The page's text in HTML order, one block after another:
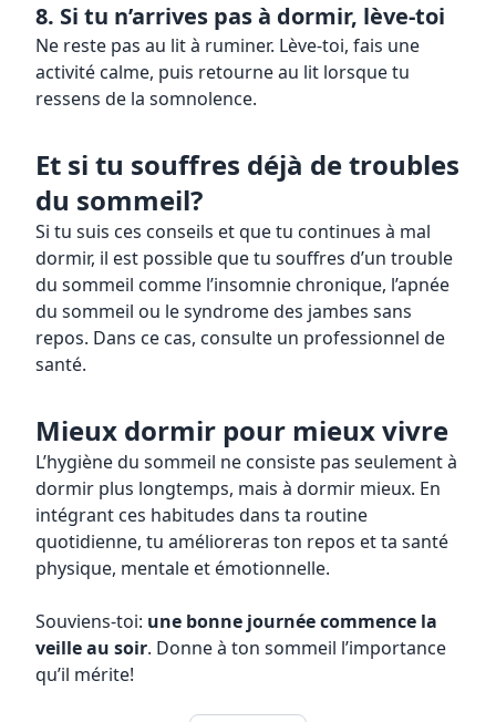
8. Si tu n’arrives pas à dormir, lève-toi
Ne reste pas au lit à ruminer. Lève-toi, fais une
activité calme, puis retourne au lit lorsque tu
ressens de la somnolence.
Et si tu souffres déjà de troubles
du sommeil?
Si tu suis ces conseils et que tu continues à mal
dormir, il est possible que tu souffres d’un trouble
du sommeil comme l’insomnie chronique, l’apnée
du sommeil ou le syndrome des jambes sans
repos. Dans ce cas, consulte un professionnel de
santé.
Mieux dormir pour mieux vivre
L’hygiène du sommeil ne consiste pas seulement à
dormir plus longtemps, mais à dormir mieux. En
intégrant ces habitudes dans ta routine
quotidienne, tu amélioreras ton repos et ta santé
physique, mentale et émotionnelle.
Souviens-toi: une bonne journée commence la
veille au soir. Donne à ton sommeil l’importance
qu’il mérite!